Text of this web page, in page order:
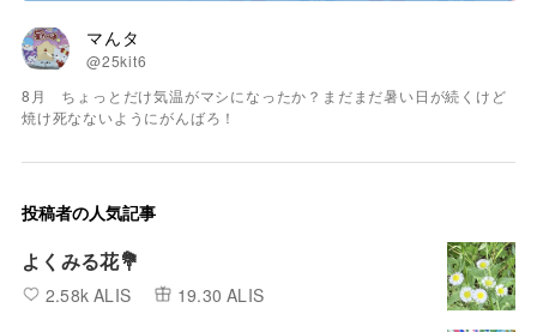
マんタ
@25kit6
8月 ちょっとだけ気温がマシになったか？まだまだ暑い日が続くけど
焼け死なないようにがんばろ！
投稿者の人気記事
よくみる花💐
2.58k ALIS 19.30 ALIS